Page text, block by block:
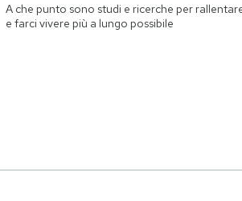
A che punto sono studi e ricerche per
e farci vivere più a lungo possibile